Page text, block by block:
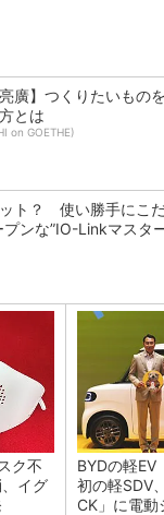
亮廣】つくりたいもの
とは
on GOETHE)
ト？ 使い勝手にこ
プンな”IO-Linkマスタ
ク不
イグ
BYDの軽EV
初の軽SDV
CK」に電動